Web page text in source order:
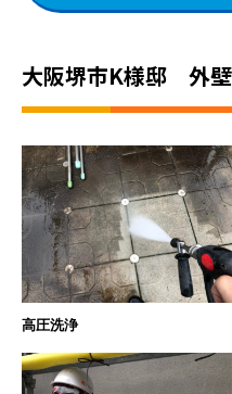
大阪堺市K様邸 外
高圧洗浄